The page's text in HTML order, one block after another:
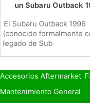
un Subaru Outback
El Subaru Outback 1996
(conocido formalmente
legado de Sub
Accesorios Aftermarket
Seguro de Coche
Mantenimiento General